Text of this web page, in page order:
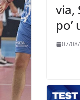
via,
07/